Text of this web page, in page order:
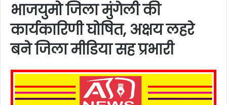
भाजयुमो जिला मुंगेली की
कार्यकारिणी घोषित, अक्षय लहरे
बने जिला मीडिया सह प्रभारी